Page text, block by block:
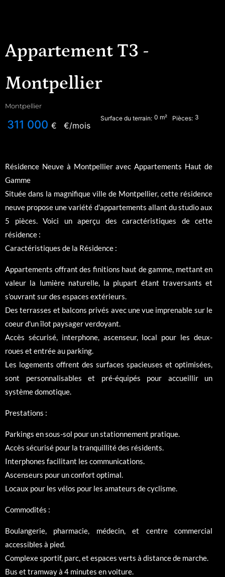
Appartement T3 -
Montpellier
Montpellier
311 000 € €/mois
Surface du terrain: 0 m² Pièces: 3
Résidence Neuve à Montpellier avec Appartements Haut de
Gamme
Située dans la magnifique ville de Montpellier, cette résidence
neuve propose une variété d'appartements allant du studio aux
5 pièces. Voici un aperçu des caractéristiques de cette
résidence :
Caractéristiques de la Résidence :
Appartements offrant des finitions haut de gamme, mettant en
valeur la lumière naturelle, la plupart étant traversants et
s'ouvrant sur des espaces extérieurs.
Des terrasses et balcons privés avec une vue imprenable sur le
coeur d'un îlot paysager verdoyant.
Accès sécurisé, interphone, ascenseur, local pour les deux-
roues et entrée au parking.
Les logements offrent des surfaces spacieuses et optimisées,
sont personnalisables et pré-équipés pour accueillir un
système domotique.
Prestations :
Parkings en sous-sol pour un stationnement pratique.
Accès sécurisé pour la tranquillité des résidents.
Interphones facilitant les communications.
Ascenseurs pour un confort optimal.
Locaux pour les vélos pour les amateurs de cyclisme.
Commodités :
Boulangerie, pharmacie, médecin, et centre commercial
accessibles à pied.
Complexe sportif, parc, et espaces verts à distance de marche.
Bus et tramway à 4 minutes en voiture.